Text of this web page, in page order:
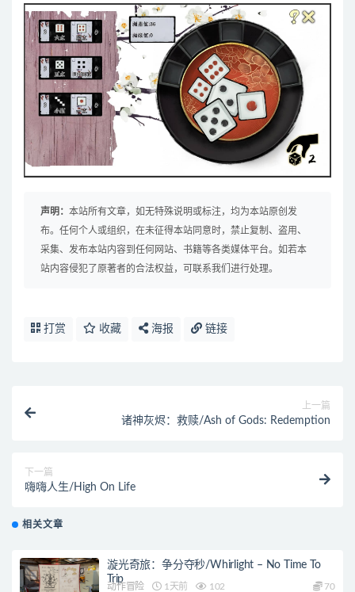
声明： 本站所有文章，如无特殊说明或标注，均为本站原创发
布。任何个人或组织，在未征得本站同意时，禁止复制、盗用、
采集、发布本站内容到任何网站、书籍等各类媒体平台。如若本
站内容侵犯了原著者的合法权益，可联系我们进行处理。
打赏 收藏 海报 链接
上一篇
诸神灰烬：救赎/Ash of Gods: Redemption
下一篇
嗨嗨人生/High On Life
相关文章
漩光奇旅：争分夺秒/Whirlight – No Time To
Trip
动作冒险 1天前 102 70